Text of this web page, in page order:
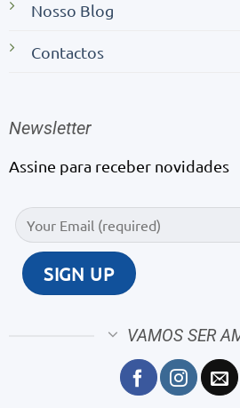
Nosso Blog
Contactos
Newsletter
Assine para receber novidades
VAMOS SER